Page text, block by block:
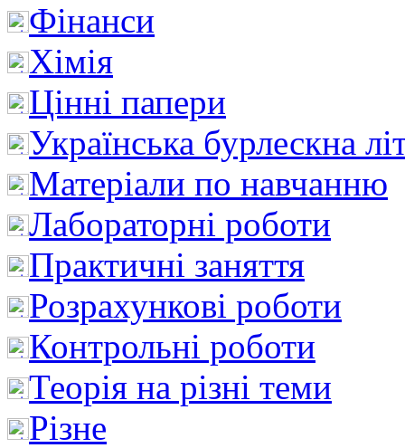
Фінанси
Хімія
Цінні папери
Українська бурлескна
Матеріали по навчанню
Лабораторні роботи
Практичні заняття
Розрахункові роботи
Контрольні роботи
Теорія на різні теми
Різне